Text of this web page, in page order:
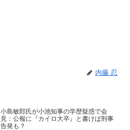
内藤 忍
小島敏郎氏が小池知事の学歴疑惑で会
見：公報に『カイロ大卒』と書けば刑事
告発も？